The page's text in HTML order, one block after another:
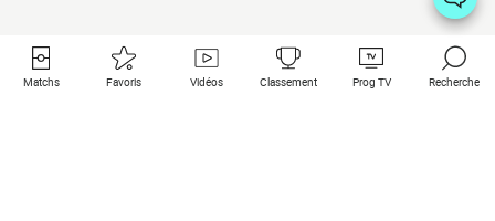
Matchs Favoris Vidéos Classement Prog TV Recherche